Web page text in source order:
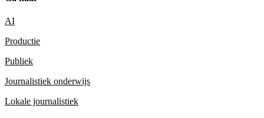
AI
Productie
Publiek
Journalistiek onderwijs
Lokale journalistiek